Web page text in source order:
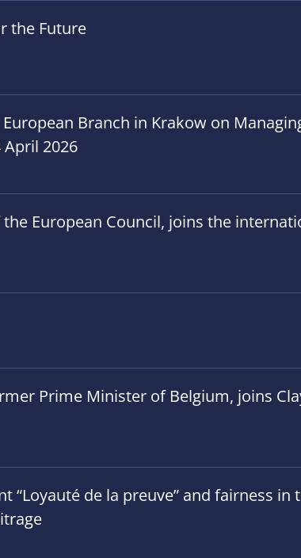
the Future
Branch in Krakow on
2026
European Council, joins the
Prime Minister of Belgium, joins
“Loyauté de la preuve” and fairness in